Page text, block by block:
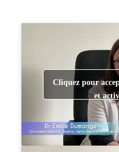
Cliquez pour
et